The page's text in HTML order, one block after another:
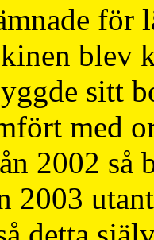
för
blev
sitt
med
2002 så
2003